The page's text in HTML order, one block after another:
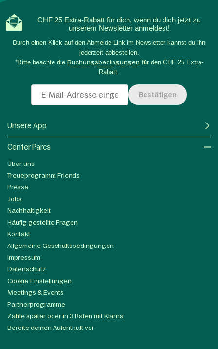
CHF 25 Extra-Rabatt für dich, wenn du dich jetzt zu
unserem Newsletter anmeldest!
Durch einen Klick auf den Abmelde-Link im Newsletter kannst du ihn
jederzeit abbestellen.
*Bitte beachte die Buchungsbedingungen für den CHF 25 Extra-
Rabatt.
Bestätigen
Unsere App
Center Parcs
Über uns
Treueprogramm Friends
Presse
Jobs
Nachhaltigkeit
Häufig gestellte Fragen
Kontakt
Allgemeine Geschäftsbedingungen
Impressum
Datenschutz
Cookie-Einstellungen
Meetings & Events
Partnerprogramme
Zahle später oder in 3 Raten mit Klarna
Bereite deinen Aufenthalt vor